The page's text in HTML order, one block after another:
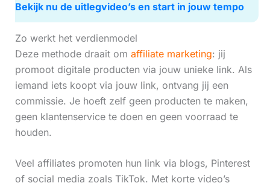
Bekijk nu de uitlegvideo’s en start in jouw tempo
Zo werkt het verdienmodel
Deze methode draait om affiliate marketing: jij
promoot digitale producten via jouw unieke link. Als
iemand iets koopt via jouw link, ontvang jij een
commissie. Je hoeft zelf geen producten te maken,
geen klantenservice te doen en geen voorraad te
houden.
Veel affiliates promoten hun link via blogs, Pinterest
of social media zoals TikTok. Met korte video’s